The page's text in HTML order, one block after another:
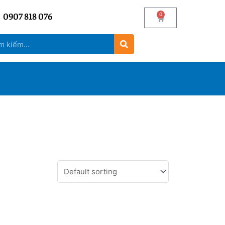
0907 818 076 0